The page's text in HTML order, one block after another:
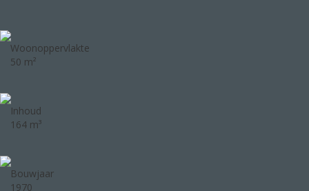
Woonoppervlakte
50 m²
Inhoud
164 m³
Bouwjaar
1970